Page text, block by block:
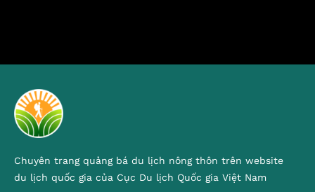
Chuyên trang quảng bá du lịch nông thôn trên website
du lịch quốc gia của Cục Du lịch Quốc gia Việt Nam